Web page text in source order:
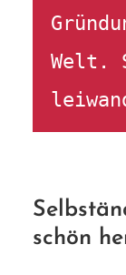
Welt.
schön